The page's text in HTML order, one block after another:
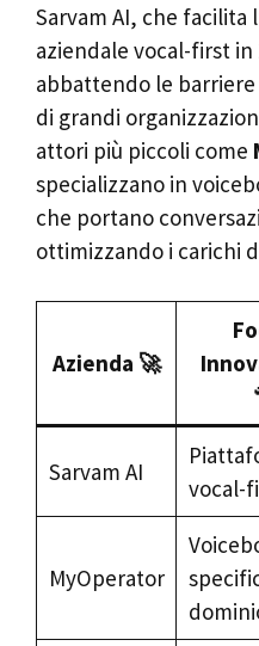
Sarvam AI, che
aziendale vocal-first
abbattendo le
di grandi
attori più piccoli come
specializzano in
che portano
ottimizzando i carichi
Azienda 🚀
Sarvam AI
vocal-
MyOperator